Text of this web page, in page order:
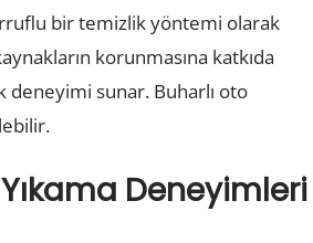
bir temizlik yöntemi olarak
korunmasına katkıda
deneyimi sunar. Buharlı oto
Deneyimleri